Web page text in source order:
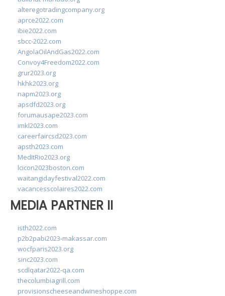
alteregotradingcompany.org
aprce2022.com
ibie2022.com
sbcc-2022.com
AngolaOilAndGas2022.com
Convoy4Freedom2022.com
grur2023.org
hkhk2023.org
napm2023.org
apsdfd2023.org
forumausape2023.com
imkl2023.com
careerfaircsd2023.com
apsth2023.com
MedItRio2023.org
lcicon2023boston.com
waitangidayfestival2022.com
vacancesscolaires2022.com
MEDIA PARTNER II
isth2022.com
p2b2pabi2023-makassar.com
wocfparis2023.org
sinc2023.com
scdlqatar2022-qa.com
thecolumbiagrill.com
provisionscheeseandwineshoppe.com